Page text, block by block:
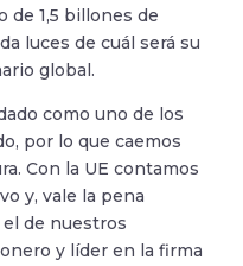
de 1,5 billones de
luces de cuál será su
global.
como uno de los
por lo que caemos
Con la UE contamos
y, vale la pena
de nuestros
y líder en la firma